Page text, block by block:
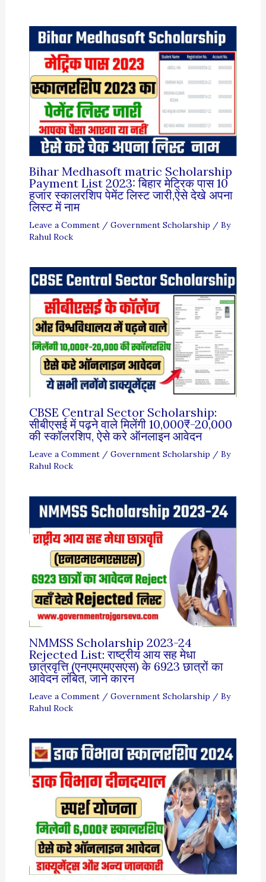
Bihar Medhasoft matric Scholarship
Payment List 2023: बिहार मेट्रिक पास 10
हजार स्कालरशिप पेमेंट लिस्ट जारी,ऐसे देखे अपना
लिस्ट में नाम
Leave a Comment / Government Scholarship / By
Rahul Rock
CBSE Central Sector Scholarship:
सीबीएसई में पढ़ने वाले मिलेंगी 10,000₹-20,000
की स्कॉलरशिप, ऐसे करे ऑनलाइन आवेदन
Leave a Comment / Government Scholarship / By
Rahul Rock
NMMSS Scholarship 2023-24
Rejected List: राष्ट्रीय आय सह मेधा
छात्रवृत्ति (एनएमएमएसएस) के 6923 छात्रों का
आवेदन लंबित, जाने कारन
Leave a Comment / Government Scholarship / By
Rahul Rock